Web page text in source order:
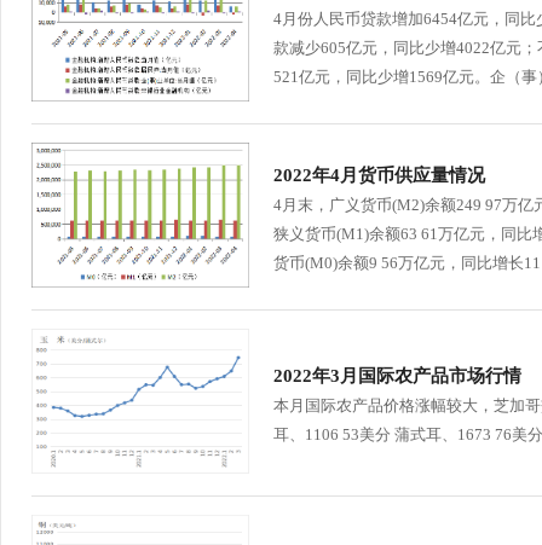
4月份人民币贷款增加6454亿元，同
款减少605亿元，同比少增4022亿元
521亿元，同比少增1569亿元。企（
2022年4月货币供应量情况
4月末，广义货币(M2)余额249 97万
狭义货币(M1)余额63 61万亿元，同比
货币(M0)余额9 56万亿元，同比增长
2022年3月国际农产品市场行情
本月国际农产品价格涨幅较大，芝加
耳、1106 53美分 蒲式耳、1673 76美